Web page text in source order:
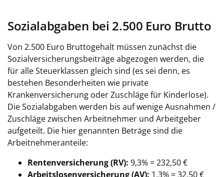
Sozialabgaben bei 2.500 Euro Brutto
Von 2.500 Euro Bruttogehalt müssen zunächst die
Sozialversicherungsbeiträge abgezogen werden, die
für alle Steuerklassen gleich sind (es sei denn, es
bestehen Besonderheiten wie private
Krankenversicherung oder Zuschläge für Kinderlose).
Die Sozialabgaben werden bis auf wenige Ausnahmen /
Zuschläge zwischen Arbeitnehmer und Arbeitgeber
aufgeteilt. Die hier genannten Beträge sind die
Arbeitnehmeranteile:
Rentenversicherung (RV): 9,3% = 232,50 €
Arbeitslosenversicherung (AV): 1,3% = 32,50 €